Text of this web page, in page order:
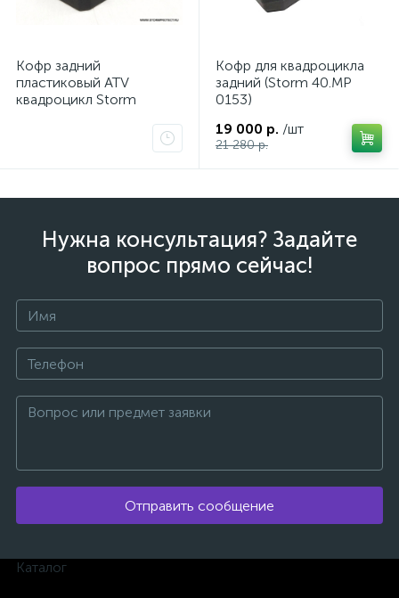
Кофр задний
пластиковый ATV
квадроцикл Storm
Кофр для квадроцикла
задний (Storm 40.MP
0153)
19 000 р. /шт
21 280 р.
Нужна консультация? Задайте
вопрос прямо сейчас!
Отправить сообщение
Каталог